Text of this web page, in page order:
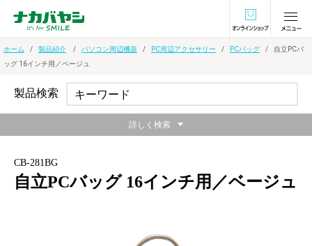
オンラインショ
ホーム 製品紹介 パソコン周辺機器 PC周辺アクセサリー PCバッグ
自立PCバ
ッグ 16インチ用／ベージュ
CB-281BG
自立PCバッグ 16インチ用／ベージュ
製品検索
詳しく検索